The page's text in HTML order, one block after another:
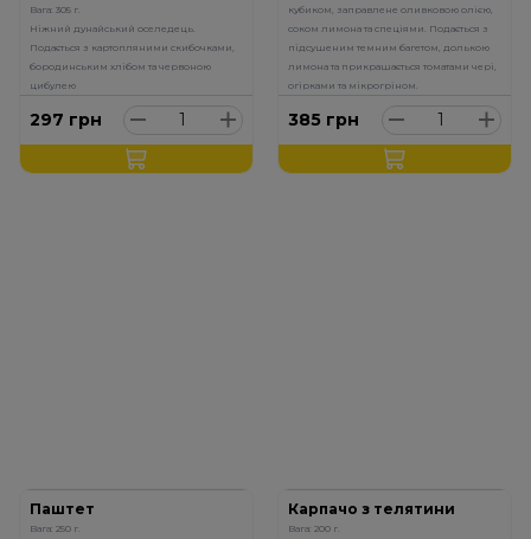
Вага: 305 г.
Ніжний дунайський оселедець.
Подається з картопляними скибочками,
бородинським хлібом та червоною
цибулею
297 грн
кубиком, заправлене оливковою олією,
соком лимона та спеціями. Подається з
підсушеним темним багетом, долькою
лимона та прикрашається томатами чері,
огірками та мікрогріном.
385 грн
Паштет
Вага: 250 г.
Карпачо з телятини
Вага: 200 г.